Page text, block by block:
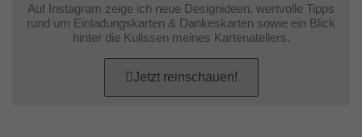
Auf Instagram zeige ich neue Designideen, wertvolle Tipps
rund um Einladungskarten & Dankeskarten sowie ein Blick
hinter die Kulissen meines Kartenateliers.
Jetzt reinschauen!